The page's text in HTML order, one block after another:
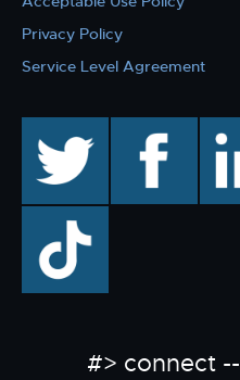
Privacy Policy
Service Level Agreement
facebook
TikTok
#> connect